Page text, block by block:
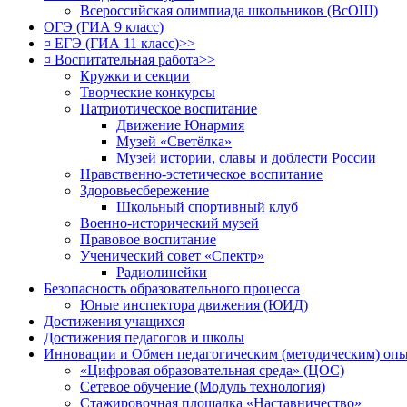
Всероссийская олимпиада школьников (ВсОШ)
ОГЭ (ГИА 9 класс)
¤ ЕГЭ (ГИА 11 класс)>>
¤ Воспитательная работа>>
Кружки и секции
Творческие конкурсы
Патриотическое воспитание
Движение Юнармия
Музей «Светёлка»
Музей истории, славы и доблести России
Нравственно-эстетическое воспитание
Здоровьесбережение
Школьный спортивный клуб
Военно-исторический музей
Правовое воспитание
Ученический совет «Спектр»
Радиолинейки
Безопасность образовательного процесса
Юные инспектора движения (ЮИД)
Достижения учащихся
Достижения педагогов и школы
Инновации и Обмен педагогическим (методическим)
«Цифровая образовательная среда» (ЦОС)
Сетевое обучение (Модуль технология)
Стажировочная площадка «Наставничество»